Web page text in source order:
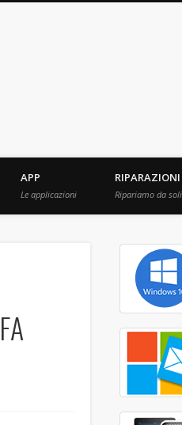
APP
Le applicazioni
RIPARAZIONI
Ripariamo da soli